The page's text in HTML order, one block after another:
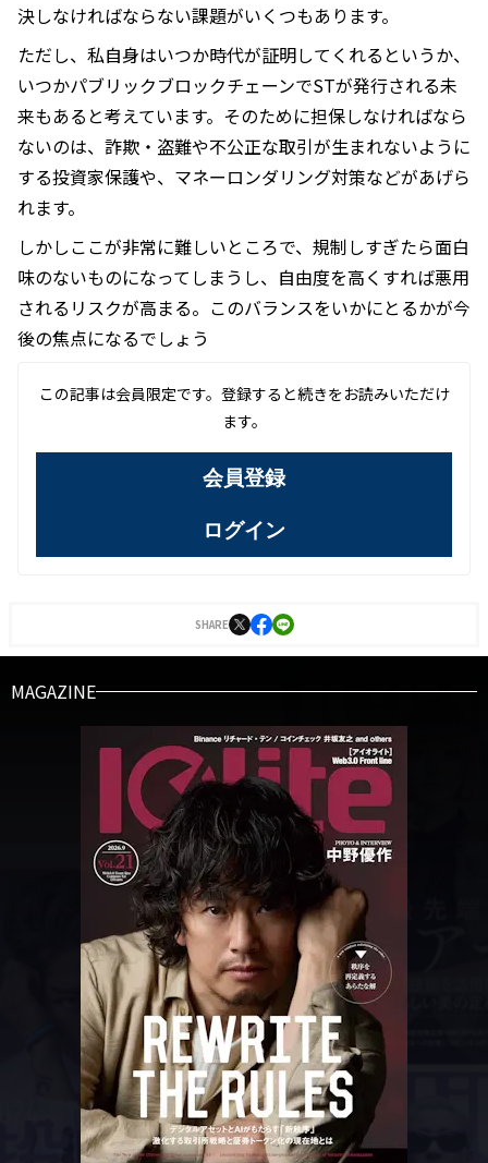
決しなければならない課題がいくつもあります。
ただし、私自身はいつか時代が証明してくれるというか、
いつかパブリックブロックチェーンでSTが発行される未
来もあると考えています。そのために担保しなければなら
ないのは、詐欺・盗難や不公正な取引が生まれないように
する投資家保護や、マネーロンダリング対策などがあげら
れます。
しかしここが非常に難しいところで、規制しすぎたら面白
味のないものになってしまうし、自由度を高くすれば悪用
されるリスクが高まる。このバランスをいかにとるかが今
後の焦点になるでしょう
この記事は会員限定です。登録すると続きをお読みいただけ
ます。
会員登録
ログイン
SHARE
MAGAZINE